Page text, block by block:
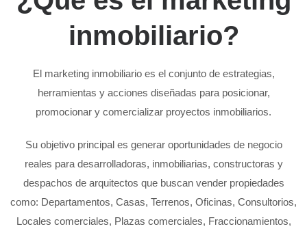
inmobiliario?
El marketing inmobiliario es el conjunto de estrategias,
herramientas y acciones diseñadas para posicionar,
promocionar y comercializar proyectos inmobiliarios.
Su objetivo principal es generar oportunidades de negocio
reales para desarrolladoras, inmobiliarias, constructoras y
despachos de arquitectos que buscan vender propiedades
como: Departamentos, Casas, Terrenos, Oficinas, Consultorios,
Locales comerciales, Plazas comerciales, Fraccionamientos,